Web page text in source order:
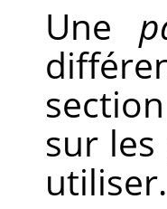
Une
section
sur
utiliser.